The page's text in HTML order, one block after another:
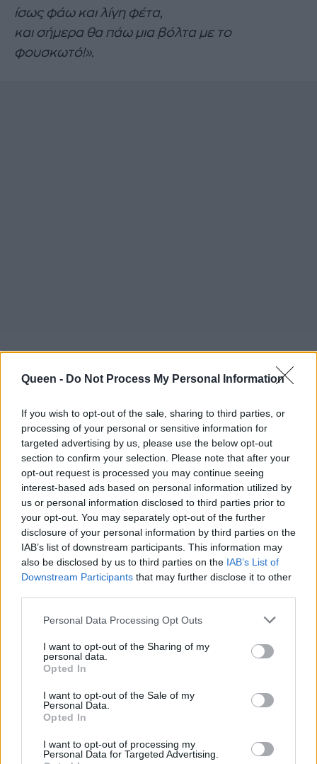
Queen - Do Not Process My Personal Information
If you wish to opt-out of the sale, sharing to third parties, or
processing of your personal or sensitive information for
targeted advertising by us, please use the below opt-out
section to confirm your selection. Please note that after your
opt-out request is processed you may continue seeing
interest-based ads based on personal information utilized by
us or personal information disclosed to third parties prior to
your opt-out. You may separately opt-out of the further
disclosure of your personal information by third parties on the
IAB’s list of downstream participants. This information may
also be disclosed by us to third parties on the IAB’s List of
Downstream Participants that may further disclose it to other
Personal Data Processing Opt Outs
I want to opt-out of the Sharing of my
personal data.
Opted In
I want to opt-out of the Sale of my
Personal Data.
Opted In
I want to opt-out of processing my
Personal Data for Targeted Advertising.
ίσως φάω και λίγη φέτα,
και σήμερα θα πάω μια βόλτα με το
φουσκωτό!».
https://www.instagram.com/reel/Dad3EbhDa
utm_source=ig_embed&utm_campaign=loadi